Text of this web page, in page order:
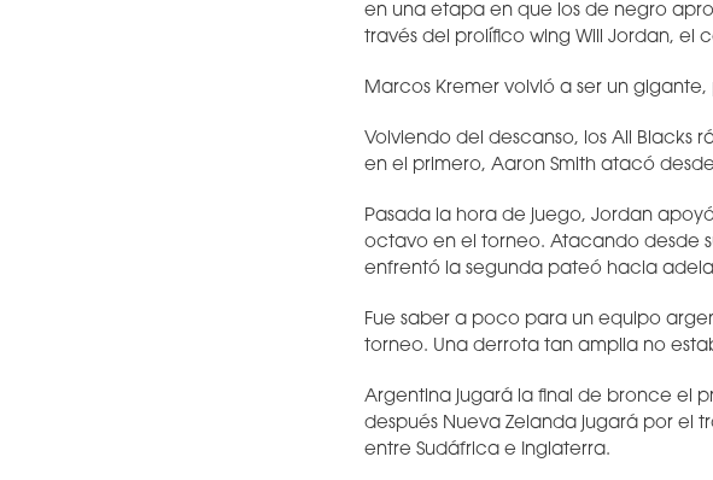
en una etapa en que los de negro
través del prolífico wing Will Jordan, el
Marcos Kremer volvió a ser un
Volviendo del descanso, los All Blacks
en el primero, Aaron Smith atacó
Pasada la hora de juego, Jordan
octavo en el torneo. Atacando desde
enfrentó la segunda pateó hacia
Fue saber a poco para un equipo
torneo. Una derrota tan amplia no
Argentina jugará la final de bronce el
después Nueva Zelanda jugará por el
entre Sudáfrica e Inglaterra.